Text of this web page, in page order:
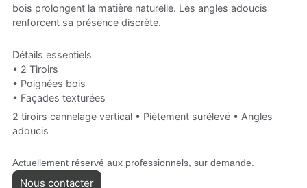
bois prolongent la matière naturelle. Les angles adoucis
renforcent sa présence discrète.
Détails essentiels
• 2 Tiroirs
• Poignées bois
• Façades texturées
2 tiroirs cannelage vertical • Piètement surélevé • Angles
adoucis
Actuellement réservé aux professionnels, sur demande.
Nous contacter